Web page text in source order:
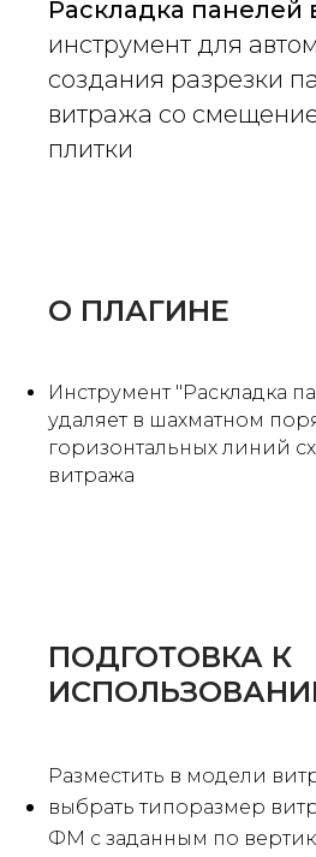
Раскладка панелей
инструмент для
создания разрезки
витража со
плитки
О ПЛАГИНЕ
Инструмент "Раскладка
удаляет в шахматном
горизонтальных линий
витража
ПОДГОТОВКА К
Разместить в модели
выбрать типоразмер
ФМ с заданным по